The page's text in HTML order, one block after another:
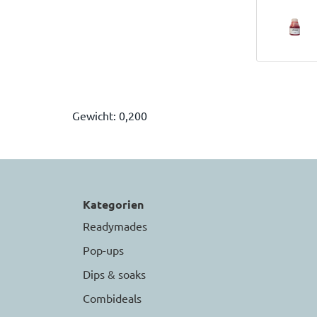
Gewicht: 0,200
Kategorien
Readymades
Pop-ups
Dips & soaks
Combideals